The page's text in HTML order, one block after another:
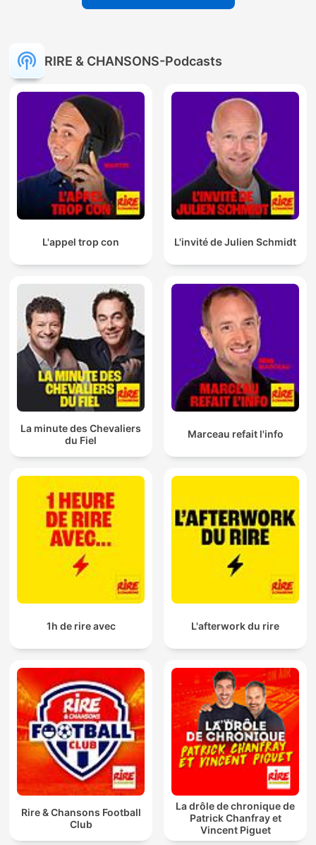
RIRE & CHANSONS-Podcasts
L'appel trop con L'invité de Julien Schmidt
La minute des Chevaliers
du Fiel
Marceau refait l'info
1h de rire avec L'afterwork du rire
Rire & Chansons Football
Club
La drôle de chronique de
Patrick Chanfray et
Vincent Piguet